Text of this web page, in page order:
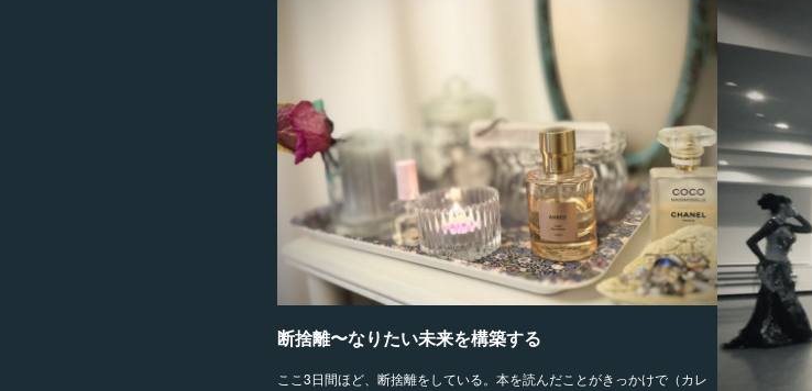
断捨離〜なりたい未来を構築する
ここ3日間ほど、断捨離をしている。本を読んだことがきっかけで（カレ